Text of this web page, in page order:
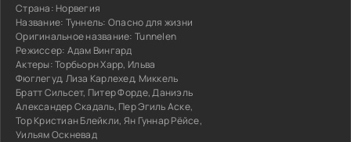
Страна: Норвегия
Название: Туннель: Опасно для жизни
Оригинальное название: Tunnelen
Режиссер: Адам Вингард
Актеры:Торбьорн Харр, Ильва
Фюглегуд, Лиза Карлехед, Миккель
Братт Сильсет, Питер Форде, Даниэль
Александер Скадаль, Пер Эгиль Аске,
Тор Кристиан Блейкли, Ян Гуннар Рёйсе,
Уильям Оскневад